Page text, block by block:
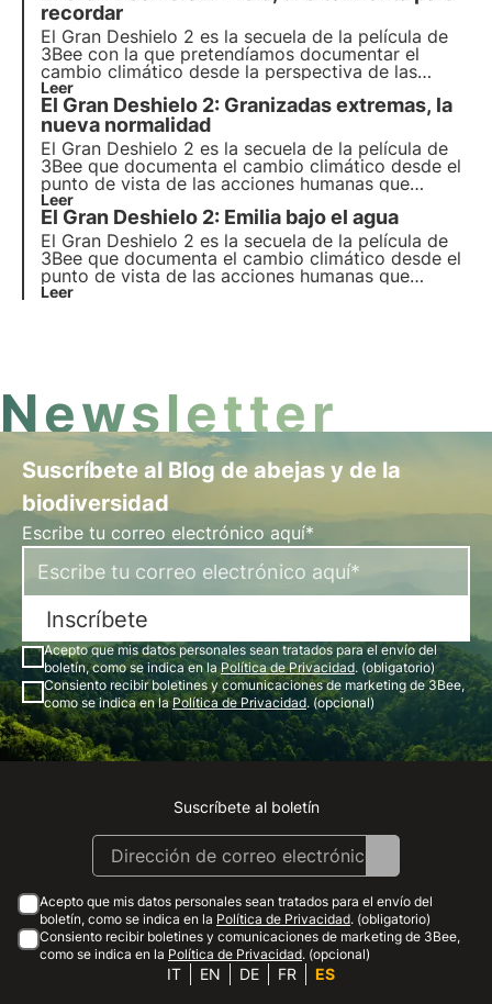
dedicado al fenómeno de la "isla de calor" en la
ciudad de Milán.
recordar
El Gran Deshielo 2 es la secuela de la película de
3Bee con la que pretendíamos documentar el
cambio climático desde la perspectiva de las
acciones humanas que alteran los ecosistemas y la
biodiversidad. Descubre el segundo episodio
dedicado a la terrible tormenta Vaia de 2018.
Leer
El Gran Deshielo 2: Granizadas extremas, la
nueva normalidad
El Gran Deshielo 2 es la secuela de la película de
3Bee que documenta el cambio climático desde el
punto de vista de las acciones humanas que
alteran los ecosistemas y la biodiversidad.
Descubra el cuarto episodio dedicado a las
granizadas extremas de 2023 en Friuli Venezia
Giulia.
Leer
El Gran Deshielo 2: Emilia bajo el agua
El Gran Deshielo 2 es la secuela de la película de
3Bee que documenta el cambio climático desde el
punto de vista de las acciones humanas que
alteran los ecosistemas y la biodiversidad.
Leer
Newsletter
Suscríbete al Blog de abejas y de la
biodiversidad
Escribe tu correo electrónico aquí*
Inscríbete
Acepto que mis datos personales sean tratados para el envío del
boletín, como se indica en laPolítica de Privacidad. (obligatorio)
Consiento recibir boletines y comunicaciones de marketing de 3Bee,
como se indica en laPolítica de Privacidad. (opcional)
Instagram
Facebook
Linkedin
Youtube
Suscríbete al boletín
Acepto que mis datos personales sean tratados para el envío del
boletín, como se indica en la Política de Privacidad. (obligatorio)
Consiento recibir boletines y comunicaciones de marketing de 3Bee,
como se indica en la Política de Privacidad. (opcional)
IT EN DE FR ES